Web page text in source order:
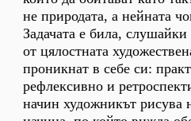
не природата, а нейната
Задачата е била, слушайки
от цялостната
проникнат в себе си:
рефлексивно и
начин художникът рисува